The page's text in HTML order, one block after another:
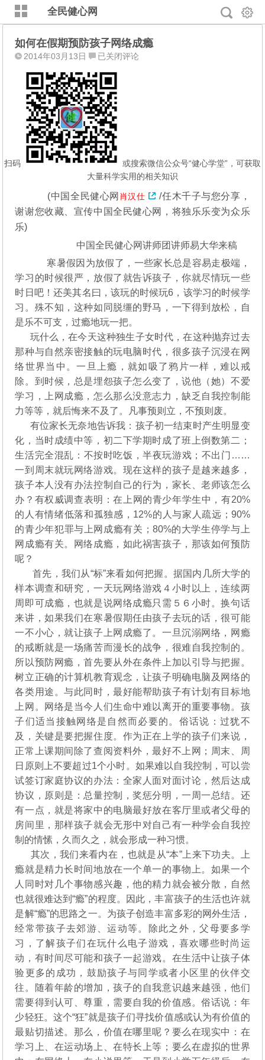
全民健心网
如何在假期预防孩子网络成瘾
2014年03月13日
如
在
假
期
预
防
孩
子
网
成
瘾
已关闭评论
扫码
或搜索微信公众号“健心学堂”，可获取
大量科学实用的相关知识
(中国全民健心网 肖汉仕
/任木千子与您分享，
谢谢您收藏、宣传中国全民健心网，将独乐乐变为众乐
乐)
中国全民健心网讲师团讲师易大华来稿
寒暑假因为放假了，一些家长总是容易走极端，
学习的时候很严，放假了就告诉孩子，你就尽情玩一些
时日吧！还美其名曰，该玩的时候玩6，该学习的时候学
习。殊不知，这种如同脱缰的野马，一下得到放松，自
是乐不可支，过瘾地玩一把。
玩什么，在今天这种独生子女时代，在这种抛弃过去
那种与自然亲密接触的玩电脑时代，很多孩子沉浸在网
络世界当中。一旦上瘾，就如吸了鸦片一样，难以戒
除。到时候，总是埋怨孩子怎么变了，说他（她）不爱
学习，上网成瘾，怎么那么没意志力，缺乏自我控制能
力等等，就后悔来不及了。凡事预则立，不预则废。
有位家长无奈地告诉我：孩子初一结束时产生明显变
化，当时成绩中等，初二下学期时成了班上倒数第二；
生活完全混乱：不按时吃饭，半夜玩游戏；不出门……
一到周末就玩网络游戏。现在这样的孩子是越来越多，
孩子本人没有办法控制自己的行为，家长、老师该怎么
办？有权威调查表明：在上网的青少年学生中，有20%
的人有情绪低落和孤独感，12%的人与家人疏远；90%
的青少年犯罪与上网成瘾有关；80%的大学生停学与上
网成瘾有关。网络成瘾，如此祸害孩子，那该如何预防
呢？
首先，我们从“标”来看如何把握。据国内几所大学的
样本调查和研究，一天玩网络游戏４小时以上，连续两
周即可成瘾，也就是说网络成瘾只需５６小时。换句话
来讲，如果我们在寒暑假期任由孩子去玩的话，很可能
一不小心，就让孩子上网成瘾了。一旦沉溺网络，网瘾
的戒断就是一场痛苦而漫长的战争，很难自我控制的。
所以预防网瘾，首先要从外在条件上加以引导与把握。
树立正确的计算机教育观念，让孩子明确电脑及网络的
各类用途。与此同时，最好能帮助孩子有计划有目标地
上网。网络是当今人们生命中难以离开的重要事物。孩
子们适当接触网络是自然而必要的。俗话说：过犹不
及，关键是要把握住度。作为正在上学的孩子们来说，
正常上课期间除了查阅资料外，最好不上网；周末、周
日原则上不要超过1个小时。如果难以自我控制，可以尝
试签订家庭协议的办法：全家人面对面讨论，然后达成
协议，原则是：总量控制，奖惩分明，一周一总结。还
有一点，就是将家中的电脑最好放在客厅里或者父母的
房间里，那样孩子就会无形中对自己有一种学会自我控
制的情愫，久而久之，就会形成一种习惯。
其次，我们来看内在，也就是从“本”上来下功夫。上
瘾就是精力长时间地放在一个单一的事物上。如果一个
人同时对几个事物感兴趣，他的精力就会被分散，自然
也就很难达到“瘾”的程度。因此，丰富孩子的生活也许就
是解“瘾”的思路之一。为孩子创造丰富多彩的网外生活，
经常带孩子去郊游、运动等。除此之外，父母要多学
习，了解孩子们在玩什么电子游戏，喜欢哪些时尚运
动，有时间尽可能和孩子一起游戏。在生活中让孩子体
验更多的成功，鼓励孩子与同学或者小区里的伙伴交
往。随着年龄的增加，孩子的自我意识越来越强，他们
需要得到认可、尊重，需要自我的价值感。俗话说：年
少轻狂。这个“狂”就是孩子们寻找价值感或认为有价值的
最贴切描述。那么，价值在哪里呢？要么在现实中：在
学习上、在运动场上、在特长上等；要么在虚拟的世界